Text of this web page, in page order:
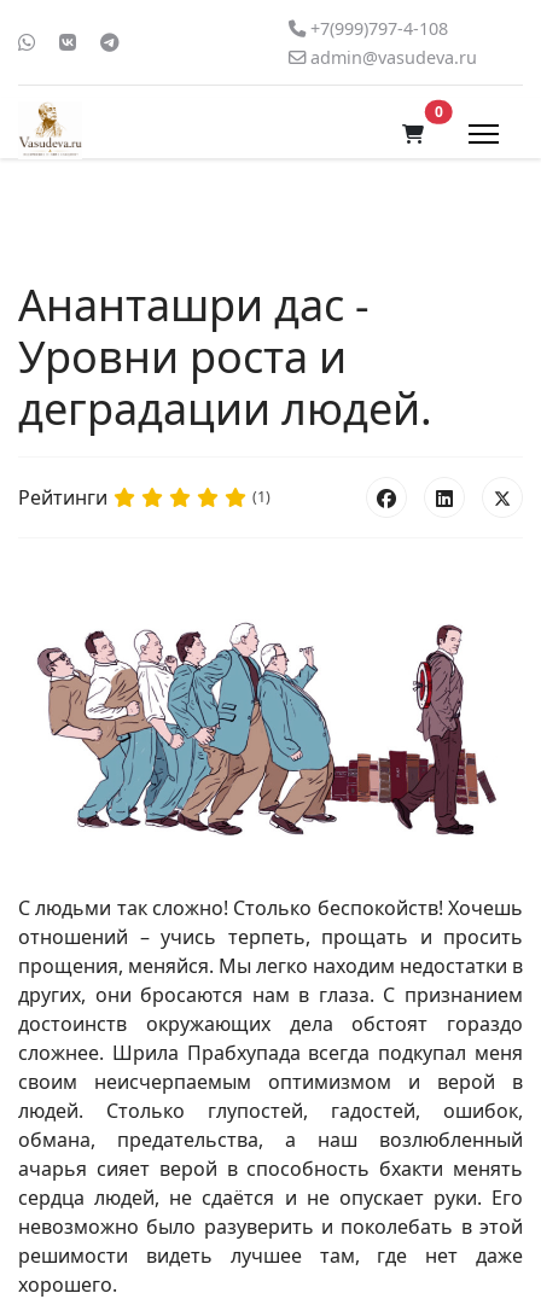
+7(999)797-4-108
admin@vasudeva.ru
0В корзину
Ананташри дас -
Уровни роста и
деградации людей.
Рейтинги (1)
С людьми так сложно! Столько беспокойств! Хочешь
отношений – учись терпеть, прощать и просить
прощения, меняйся. Мы легко находим недостатки в
других, они бросаются нам в глаза. С признанием
достоинств окружающих дела обстоят гораздо
сложнее. Шрила Прабхупада всегда подкупал меня
своим неисчерпаемым оптимизмом и верой в
людей. Столько глупостей, гадостей, ошибок,
обмана, предательства, а наш возлюбленный
ачарья сияет верой в способность бхакти менять
сердца людей, не сдаётся и не опускает руки. Его
невозможно было разуверить и поколебать в этой
решимости видеть лучшее там, где нет даже
хорошего.